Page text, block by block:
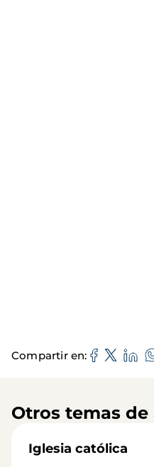
Compartir en
Otros temas
Iglesia católica